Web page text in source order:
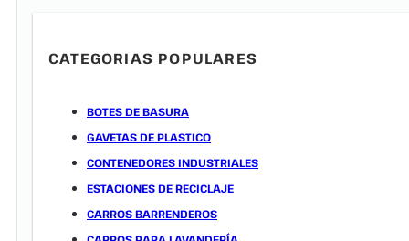
CATEGORIAS POPULARES
BOTES DE BASURA
GAVETAS DE PLASTICO
CONTENEDORES INDUSTRIALES
ESTACIONES DE RECICLAJE
CARROS BARRENDEROS